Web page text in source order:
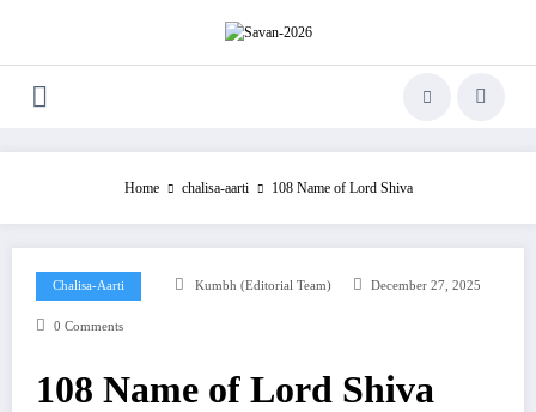
Home chalisa-aarti 108 Name of Lord Shiva
Chalisa-Aarti Kumbh (Editorial Team) December 27, 2025
0 Comments
108 Name of Lord Shiva